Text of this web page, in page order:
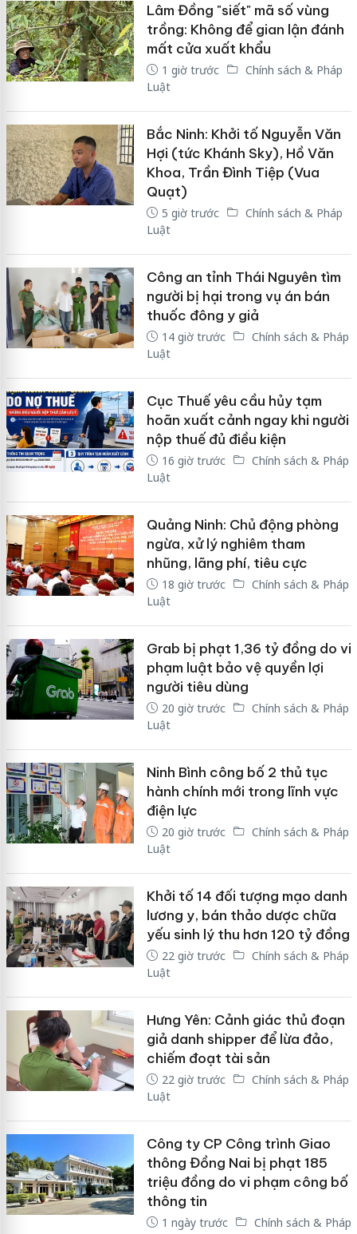
Lâm Đồng "siết" mã số vùng
trồng: Không để gian lận đánh
mất cửa xuất khẩu
1 giờ trước
Chính sách & Pháp
Luật
Bắc Ninh: Khởi tố Nguyễn Văn
Hợi (tức Khánh Sky), Hồ Văn
Khoa, Trần Đình Tiệp (Vua
Quạt)
5 giờ trước
Chính sách & Pháp
Luật
Công an tỉnh Thái Nguyên tìm
người bị hại trong vụ án bán
thuốc đông y giả
14 giờ trước
Chính sách & Pháp
Luật
Cục Thuế yêu cầu hủy tạm
hoãn xuất cảnh ngay khi người
nộp thuế đủ điều kiện
16 giờ trước
Chính sách & Pháp
Luật
Quảng Ninh: Chủ động phòng
ngừa, xử lý nghiêm tham
nhũng, lãng phí, tiêu cực
18 giờ trước
Chính sách & Pháp
Luật
Grab bị phạt 1,36 tỷ đồng do vi
phạm luật bảo vệ quyền lợi
người tiêu dùng
20 giờ trước
Chính sách & Pháp
Luật
Ninh Bình công bố 2 thủ tục
hành chính mới trong lĩnh vực
điện lực
20 giờ trước
Chính sách & Pháp
Luật
Khởi tố 14 đối tượng mạo danh
lương y, bán thảo dược chữa
yếu sinh lý thu hơn 120 tỷ đồng
22 giờ trước
Chính sách & Pháp
Luật
Hưng Yên: Cảnh giác thủ đoạn
giả danh shipper để lừa đảo,
chiếm đoạt tài sản
22 giờ trước
Chính sách & Pháp
Luật
Công ty CP Công trình Giao
thông Đồng Nai bị phạt 185
triệu đồng do vi phạm công bố
thông tin
1 ngày trước
Chính sách & Pháp